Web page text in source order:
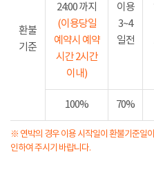
환불
기준
24:00 까지
(이용당일
예약시 예약
시간 2시간
이내)
이용
3~4
일전
100% 70%
※ 연박의 경우 이용 시작일이 환불기준일
인하여 주시기 바랍니다.